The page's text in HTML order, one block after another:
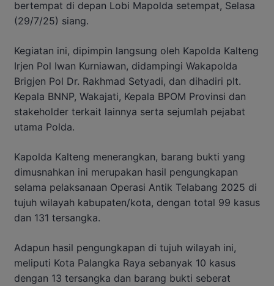
bertempat di depan Lobi Mapolda setempat, Selasa
(29/7/25) siang.
Kegiatan ini, dipimpin langsung oleh Kapolda Kalteng
Irjen Pol Iwan Kurniawan, didampingi Wakapolda
Brigjen Pol Dr. Rakhmad Setyadi, dan dihadiri plt.
Kepala BNNP, Wakajati, Kepala BPOM Provinsi dan
stakeholder terkait lainnya serta sejumlah pejabat
utama Polda.
Kapolda Kalteng menerangkan, barang bukti yang
dimusnahkan ini merupakan hasil pengungkapan
selama pelaksanaan Operasi Antik Telabang 2025 di
tujuh wilayah kabupaten/kota, dengan total 99 kasus
dan 131 tersangka.
Adapun hasil pengungkapan di tujuh wilayah ini,
meliputi Kota Palangka Raya sebanyak 10 kasus
dengan 13 tersangka dan barang bukti seberat